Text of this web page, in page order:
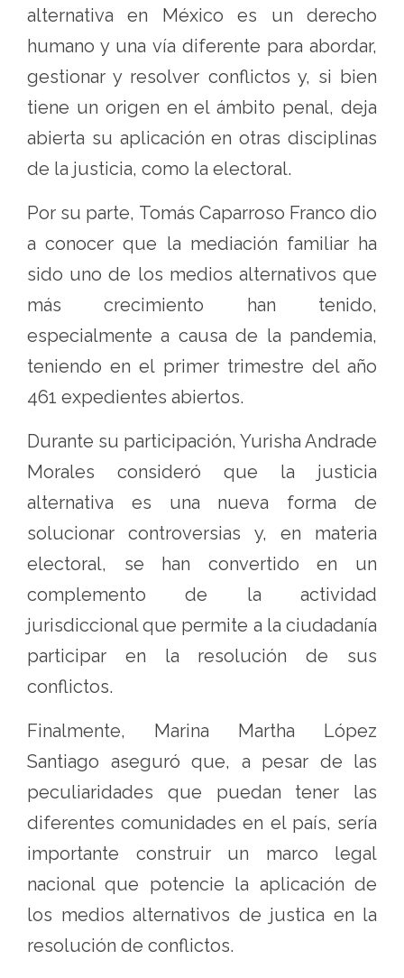
alternativa en México es un derecho
humano y una vía diferente para abordar,
gestionar y resolver conflictos y, si bien
tiene un origen en el ámbito penal, deja
abierta su aplicación en otras disciplinas
de la justicia, como la electoral.
Por su parte, Tomás Caparroso Franco dio
a conocer que la mediación familiar ha
sido uno de los medios alternativos que
más crecimiento han tenido,
especialmente a causa de la pandemia,
teniendo en el primer trimestre del año
461 expedientes abiertos.
Durante su participación, Yurisha Andrade
Morales consideró que la justicia
alternativa es una nueva forma de
solucionar controversias y, en materia
electoral, se han convertido en un
complemento de la actividad
jurisdiccional que permite a la ciudadanía
participar en la resolución de sus
conflictos.
Finalmente, Marina Martha López
Santiago aseguró que, a pesar de las
peculiaridades que puedan tener las
diferentes comunidades en el país, sería
importante construir un marco legal
nacional que potencie la aplicación de
los medios alternativos de justica en la
resolución de conflictos.